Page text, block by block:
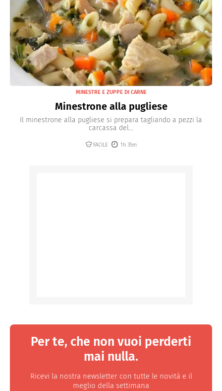
MINESTRE E ZUPPE DI CARNE
Minestrone alla pugliese
Il minestrone alla pugliese si prepara tagliando a pezzi la
carcassa del...
FACILE 1h 35m
Per te, che non vuoi perderti
mai nulla.
Ricevi la nostra newsletter con tutte le novità e il
meglio della settimana